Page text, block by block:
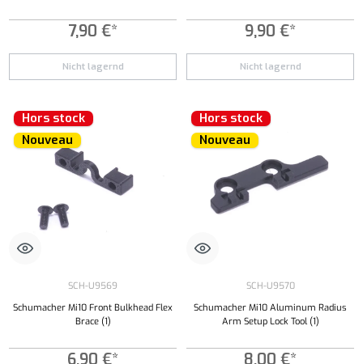
7,90 €*
Nicht lagernd
9,90 €*
Nicht lagernd
Hors stock
Nouveau
SCH-U9569
Schumacher Mi10 Front Bulkhead Flex
Brace (1)
6,90 €*
Hors stock
Nouveau
SCH-U9570
Schumacher Mi10 Aluminum Radius
Arm Setup Lock Tool (1)
8,00 €*